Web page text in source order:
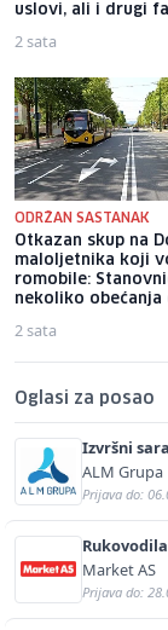
uslovi, ali i drugi
2 sata
ODRŽAN SASTANAK
Otkazan skup na
maloljetnika koji
romobile:
nekoliko
2 sata
Oglasi za posao
Izvršni
ALM Grupa
Prijava do:
Market AS
Prijava do: